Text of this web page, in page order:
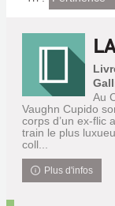
imédiat)
Au
Vaughn Cupido
corps d’un ex-flic
train le plus
coll...
Plus d'infos